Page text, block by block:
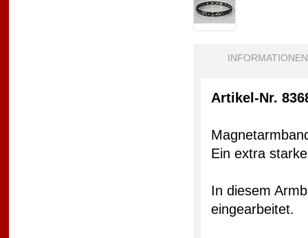
INFORMATIONEN
Artikel-Nr.
Ein extra
In diesem
eingearbeitet.